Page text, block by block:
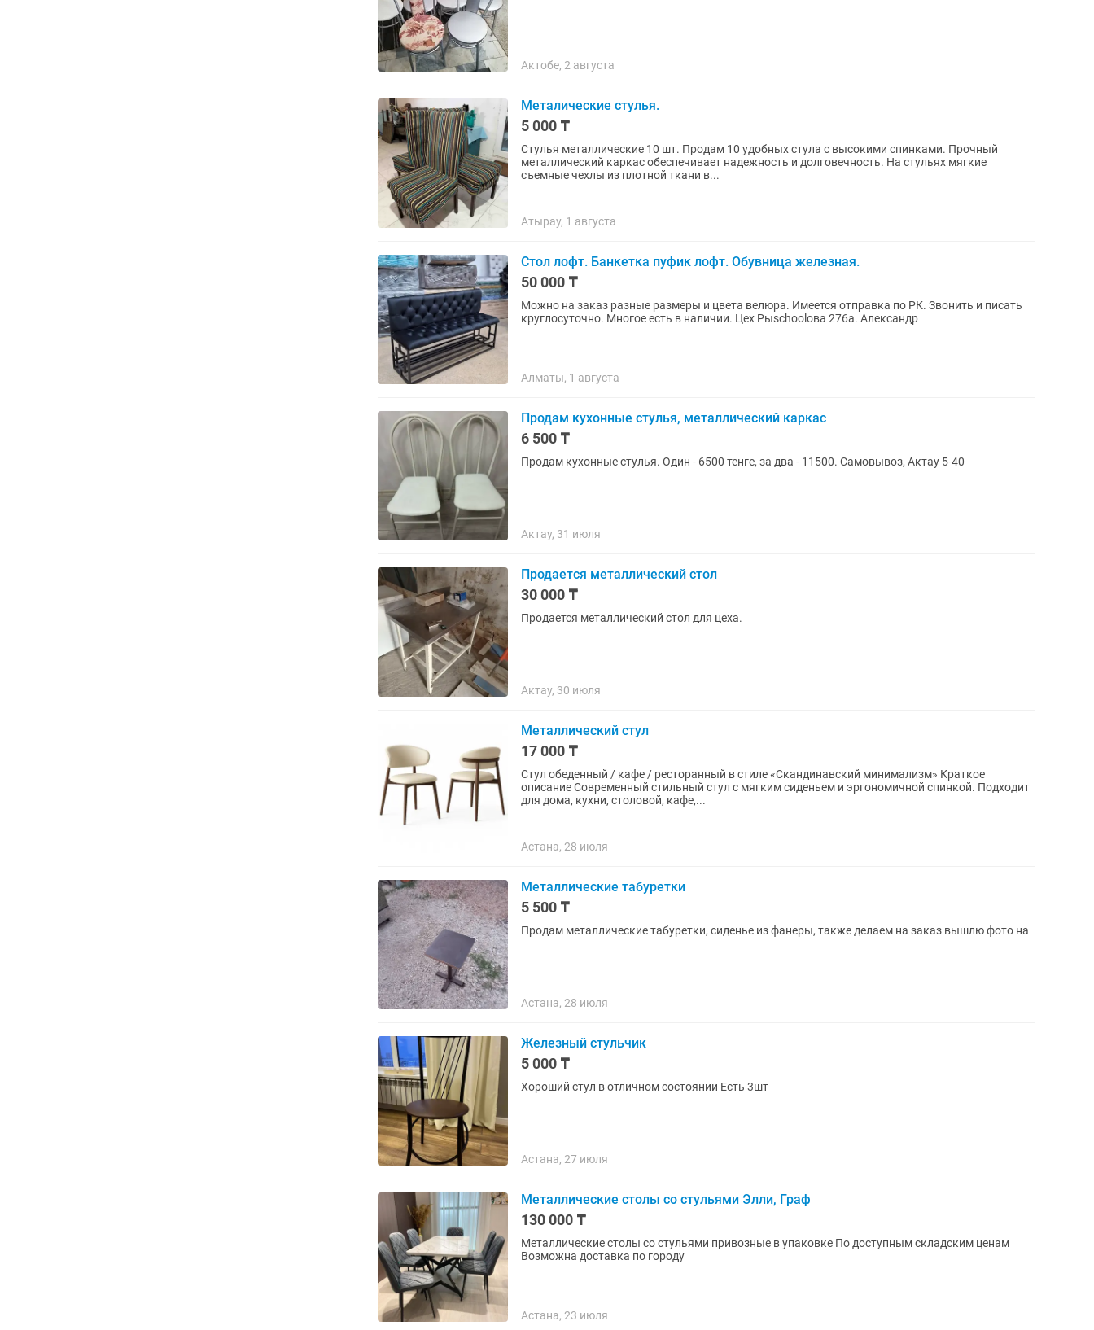
Актобе, 2 августа
Металические стулья.
5 000 ₸
Стулья металлические 10 шт. Продам 10 удобных стула с высокими спинками. Прочный
металлический каркас обеспечивает надежность и долговечность. На стульях мягкие
съемные чехлы из плотной ткани в...
Атырау, 1 августа
Стол лофт. Банкетка пуфик лофт. Обувница железная.
50 000 ₸
Можно на заказ разные размеры и цвета велюра. Имеется отправка по РК. Звонить и писать
круглосуточно. Многое есть в наличии. Цех Рыschoolова 276а. Александр
Алматы, 1 августа
Продам кухонные стулья, металлический каркас
6 500 ₸
Продам кухонные стулья. Один - 6500 тенге, за два - 11500. Самовывоз, Актау 5-40
Актау, 31 июля
Продается металлический стол
30 000 ₸
Продается металлический стол для цеха.
Актау, 30 июля
Металлический стул
17 000 ₸
Стул обеденный / кафе / ресторанный в стиле «Скандинавский минимализм» Краткое
описание Современный стильный стул с мягким сиденьем и эргономичной спинкой. Подходит
для дома, кухни, столовой, кафе,...
Астана, 28 июля
Металлические табуретки
5 500 ₸
Продам металлические табуретки, сиденье из фанеры, также делаем на заказ вышлю фото на
Астана, 28 июля
Железный стульчик
5 000 ₸
Хороший стул в отличном состоянии Есть 3шт
Астана, 27 июля
Металлические столы со стульями Элли, Граф
130 000 ₸
Металлические столы со стульями привозные в упаковке По доступным складским ценам
Возможна доставка по городу
Астана, 23 июля